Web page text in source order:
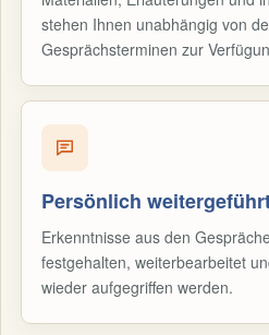
stehen Ihnen unabhängig von
Gesprächsterminen zur
Persönlich
Erkenntnisse aus den
festgehalten, weiterbearbeitet
wieder aufgegriffen werden.